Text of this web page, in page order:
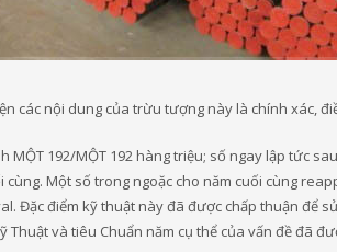
các nội dung của trừu tượng này là chính xác,
MỘT 192/MỘT 192 hàng triệu; số ngay lập tức
Một số trong ngoặc cho năm cuối cùng
Đặc điểm kỹ thuật này đã được chấp thuận để
Thuật và tiêu Chuẩn năm cụ thể của vấn đề đã